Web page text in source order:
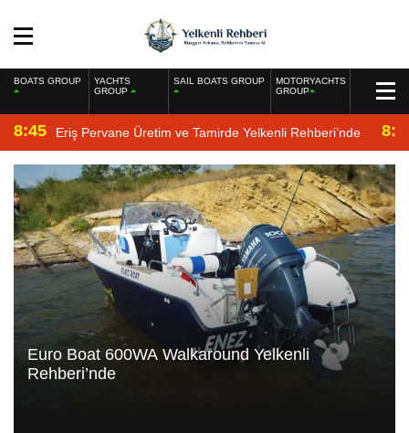
BOATS GROUP
YACHTS
GROUP
SAIL BOATS GROUP
MOTORYACHTS
GROUP
8:45 Eriş Pervane Üretim ve Tamirde Yelkenli Rehberi’nde
Euro Boat 600WA Walkaround Yelkenli
Rehberi’nde